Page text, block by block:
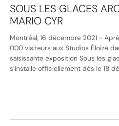
SOUS LES GLACES
MARIO CYR
Montréal, 16 décembre 2021 -
000 visiteurs aux Studios Éloize
saisissante exposition Sous les
s’installe officiellement dès le 18